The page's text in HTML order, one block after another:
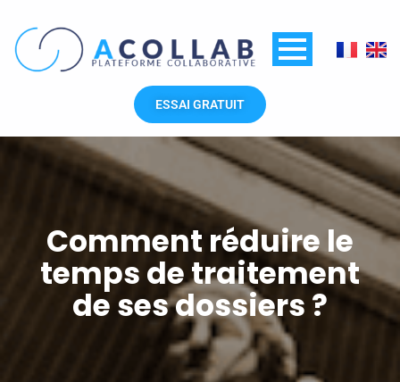
contenu
ESSAI GRATUIT
Comment réduire le
temps de traitement
de ses dossiers ?